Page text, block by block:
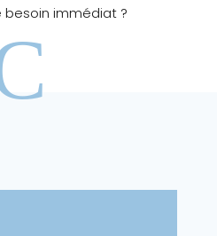
besoin immédiat ?